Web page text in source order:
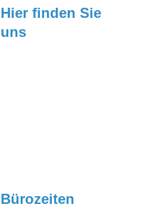
Hier finden Sie
uns
Bürozeiten